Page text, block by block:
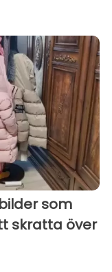
som
skratta över